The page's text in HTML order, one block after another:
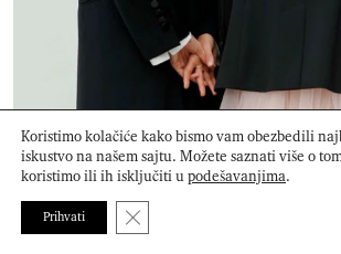
Koristimo kolačiće kako bismo vam obezbedili
iskustvo na našem sajtu. Možete saznati više o
koristimo ili ih isključiti upodešavanjima.
Prihvati Close GDPR Cookie Banner